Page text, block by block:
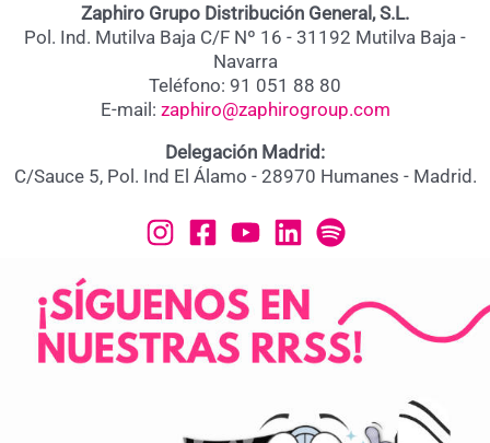
Zaphiro Grupo Distribución General, S.L.
Pol. Ind. Mutilva Baja C/F Nº 16 - 31192 Mutilva Baja -
Navarra
Teléfono: 91 051 88 80
E-mail: zaphiro@zaphirogroup.com
Delegación Madrid:
C/Sauce 5, Pol. Ind El Álamo - 28970 Humanes - Madrid.